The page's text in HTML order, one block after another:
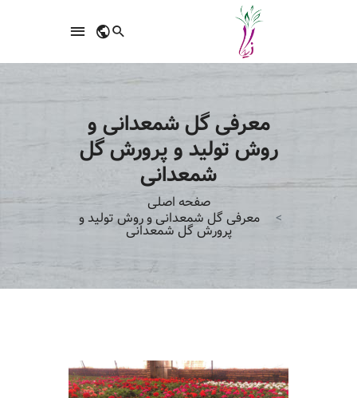
معرفی گل شمعدانی و
روش تولید و پرورش گل
شمعدانی
صفحه اصلی
معرفی گل شمعدانی و روش تولید و
پرورش گل شمعدانی